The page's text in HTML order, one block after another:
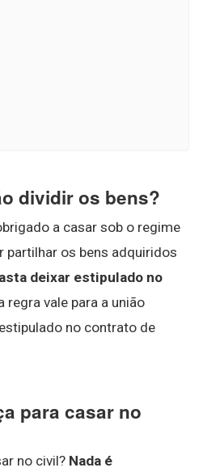
dividir os bens?
a casar sob o regime
partilhar os bens adquiridos
deixar estipulado no
regra vale para a união
no contrato de
para casar no
no civil? Nada é